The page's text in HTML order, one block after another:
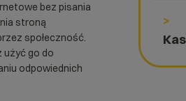
>
bez pisania
stroną
społeczność.
użyć go do
odpowiednich